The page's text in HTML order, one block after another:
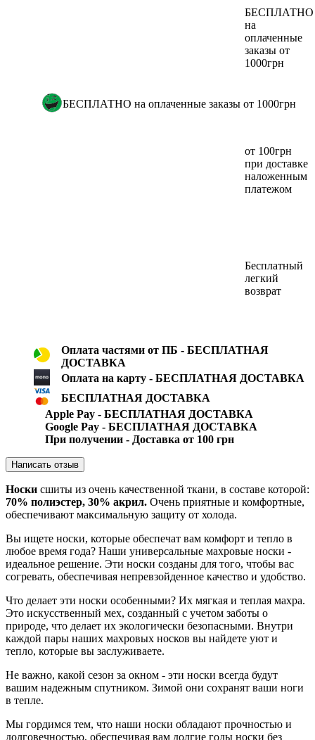
БЕСПЛАТНО
на
оплаченные
заказы от
1000грн
БЕСПЛАТНО на оплаченные заказы от 1000грн
от 100грн
при доставке
наложенным
платежом
Бесплатный
легкий
возврат
Оплата частями от ПБ - БЕСПЛАТНАЯ
ДОСТАВКА
Оплата на карту - БЕСПЛАТНАЯ ДОСТАВКА
БЕСПЛАТНАЯ ДОСТАВКА
Apple Pay - БЕСПЛАТНАЯ ДОСТАВКА
Google Pay - БЕСПЛАТНАЯ ДОСТАВКА
При получении - Доставка от 100 грн
Написать отзыв
Носки сшиты из очень качественной ткани, в составе которой:
70% полиэстер, 30% акрил. Очень приятные и комфортные,
обеспечивают максимальную защиту от холода.
Вы ищете носки, которые обеспечат вам комфорт и тепло в
любое время года? Наши универсальные махровые носки -
идеальное решение. Эти носки созданы для того, чтобы вас
согревать, обеспечивая непревзойденное качество и удобство.
Что делает эти носки особенными? Их мягкая и теплая махра.
Это искусственный мех, созданный с учетом заботы о
природе, что делает их экологически безопасными. Внутри
каждой пары наших махровых носков вы найдете уют и
тепло, которые вы заслуживаете.
Не важно, какой сезон за окном - эти носки всегда будут
вашим надежным спутником. Зимой они сохранят ваши ноги
в тепле.
Мы гордимся тем, что наши носки обладают прочностью и
долговечностью, обеспечивая вам долгие годы носки без